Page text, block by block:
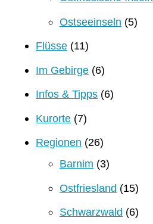
Ostseeinseln (5)
Flüsse (11)
Im Gebirge (6)
Infos & Tipps (6)
Kurorte (7)
Regionen (26)
Barnim (3)
Ostfriesland (15)
Schwarzwald (6)